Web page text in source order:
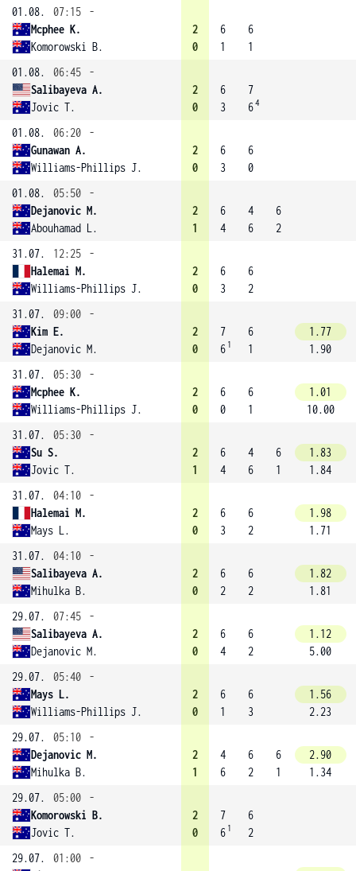
01.08.
07:15
-
Mcphee K.
Komorowski B.
2
0
6
1
6
1
01.08.
06:45
-
Salibayeva A.
Jovic T.
2
0
6
3
7
64
01.08. 06:20
-
Gunawan A.
Williams-Phillips J.
2
0
6
3
6
0
01.08.
05:50
-
Dejanovic M.
Abouhamad L.
2
1
6
4
4
6
6
2
31.07.
12:25
-
Halemai M.
Williams-Phillips J.
2
0
6
3
6
2
31.07.
09:00
-
Kim E.
Dejanovic M.
2
0
7
6 1
6
1
1.77
1.90
31.07.
05:30
-
Mcphee K.
Williams-Phillips J.
2
0
6
0
6
1
1.01
10.00
31.07.
05:30
-
Su S.
Jovic T.
2
1
6
4
4
6
6
1
1.83
1.84
31.07.
04:10
-
Halemai M.
Mays L.
2
0
6
3
6
2
1.98
1.71
31.07.
04:10
-
Salibayeva A.
Mihulka B.
2
0
6
2
6
2
1.82
1.81
29.07.
07:45
-
Salibayeva A.
Dejanovic M.
2
0
6
4
6
2
1.12
5.00
29.07.
05:40
-
Mays L.
Williams-Phillips J.
2
0
6
1
6
3
1.56
2.23
29.07.
05:10
-
Dejanovic M.
Mihulka B.
2
1
4
6
6
2
6
1
2.90
1.34
29.07.
05:00
-
Komorowski B.
Jovic T.
2
0
7
6 1
6
2
29.07.
01:00
-